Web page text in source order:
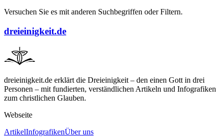
Versuchen Sie es mit anderen Suchbegriffen oder Filtern.
dreieinigkeit.de
dreieinigkeit.de erklärt die Dreieinigkeit – den einen Gott in drei
Personen – mit fundierten, verständlichen Artikeln und Infografiken
zum christlichen Glauben.
Webseite
ArtikelInfografikenÜber uns